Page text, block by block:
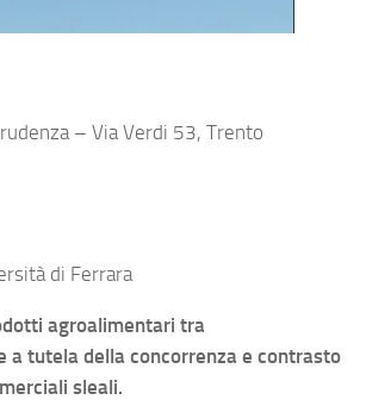
– Via Verdi 53, Trento
di Ferrara
agroalimentari tra
a tutela della concorrenza e contrasto
sleali.